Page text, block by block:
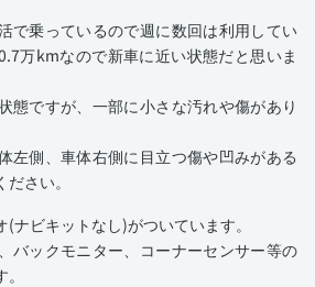
で乗っているので週に数回は利用してい
万kmなので新車に近い状態だと思いま
態ですが、一部に小さな汚れや傷があり
左側、車体右側に目立つ傷や凹みがある
さい。
ナビキットなし)がついています。
バックモニター、コーナーセンサー等の